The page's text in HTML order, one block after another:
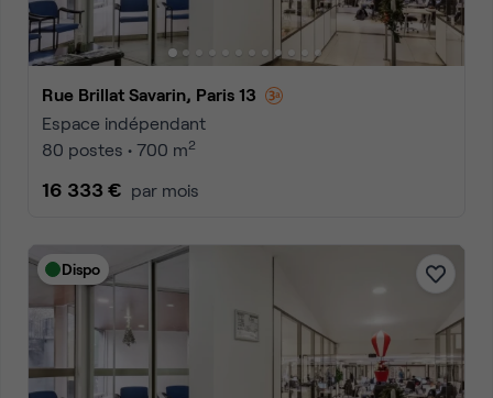
Rue Brillat Savarin, Paris 13
Espace indépendant
80 postes • 700 m2
16 333 € par mois
Dispo